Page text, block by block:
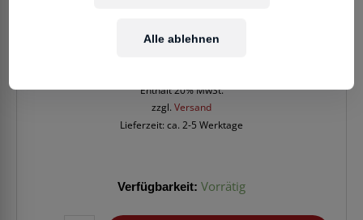
42,90
Enthält 20% MwSt.
zzgl. Versand
Lieferzeit: ca. 2-5 Werktage
Verfügbarkeit: Vorrätig
Alle ablehnen